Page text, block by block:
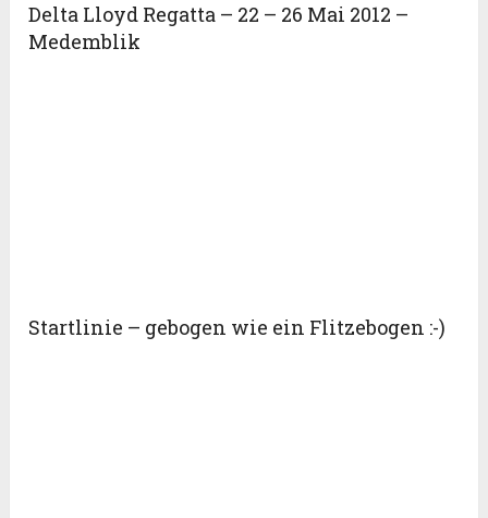
Delta Lloyd Regatta – 22 – 26 Mai 2012 –
Medemblik
Startlinie – gebogen wie ein Flitzebogen :-)